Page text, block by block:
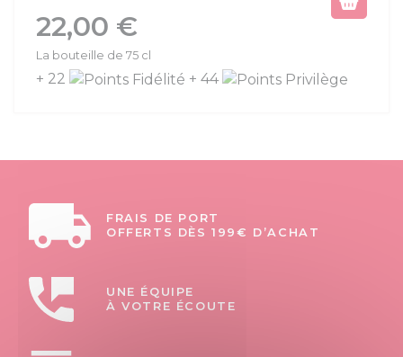
Prix
22,00 €
La bouteille de 75 cl
+ 22 + 44
FRAIS DE PORT
OFFERTS DÈS 199€ D’ACHAT
UNE ÉQUIPE
À VOTRE ÉCOUTE